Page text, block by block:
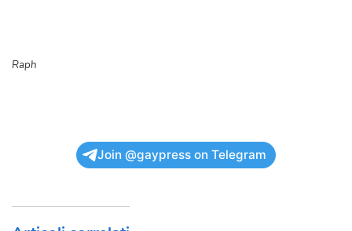
Raph
Join @gaypress on Telegram